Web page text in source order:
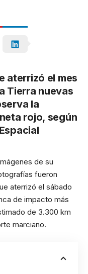
aterrizó el mes
Tierra nuevas
la
rojo, según
de su
fueron
aterrizó el sábado
de impacto más
de 3.300 km
marciano.